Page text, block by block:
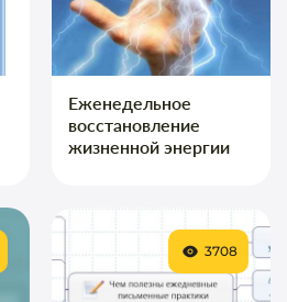
Еженедельное
восстановление
жизненной энергии
3708